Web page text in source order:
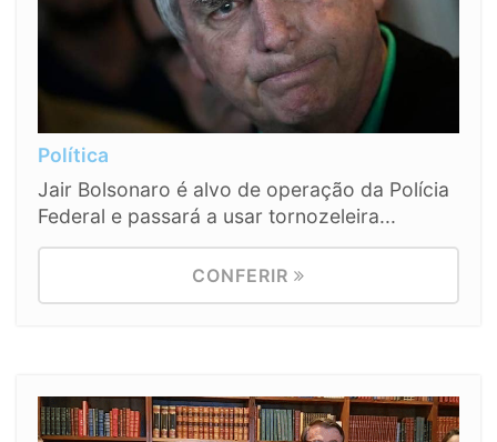
Política
Jair Bolsonaro é alvo de operação da Polícia
Federal e passará a usar tornozeleira...
CONFERIR